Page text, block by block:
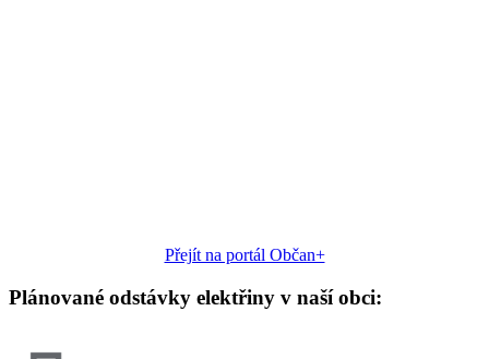
Přejít na portál Občan+
Plánované odstávky elektřiny v naší obci: